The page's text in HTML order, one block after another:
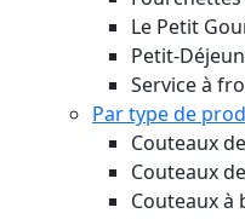
Le Petit
Petit-
Service à
Par type de
Couteaux
Couteaux
Couteaux à